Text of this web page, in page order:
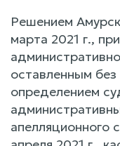
Решением
марта 2021 г.,
оставленным
определением
апелляционного